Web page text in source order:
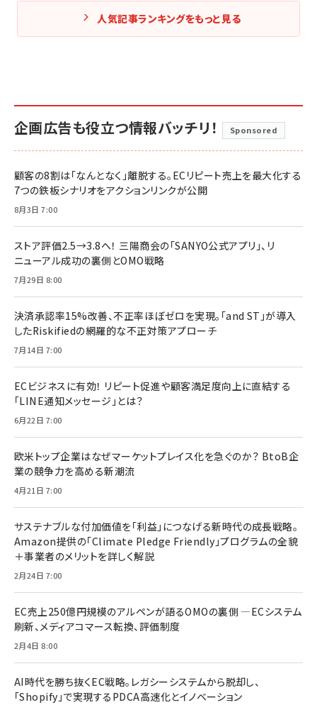
人気記事ランキングをもっと見る
企画広告も役立つ情報バッチリ！ Sponsored
顧客の8割は「なんとなく」離脱する。ECリピート売上を最大化する
7つの鉄板シナリオをアクションリンクが公開
8月3日 7:00
ストア評価2.5→3.8へ！ 三陽商会の「SANYO公式アプリ」、リ
ニューアル成功の裏側とOMO戦略
7月29日 8:00
決済承認率15%改善、不正率ほぼゼロを実現。「and ST」が導入
したRiskifiedの網羅的な不正対策アプローチ
7月14日 7:00
ECビジネスに有効！ リピート促進や顧客満足度向上に直結する
「LINE通知メッセージ」とは？
6月22日 7:00
欧米トップ企業はなぜマーケットプレイス化を急ぐのか？ BtoB企
業の競争力を高める新潮流
4月21日 7:00
サステナブルな付加価値を「利益」につなげる新時代の成長戦略。
Amazon提供の「Climate Pledge Friendly」プログラムの全貌
＋事業者のメリットを詳しく解説
2月24日 7:00
EC売上250億円規模のアルペンが語るOMOの裏側 ―ECシステム
刷新、メディアコマース転換、評価制度
2月4日 8:00
AI時代を勝ち抜くEC戦略。レガシーシステムから脱却し、
「Shopify」で実現するPDCA高速化とイノベーション